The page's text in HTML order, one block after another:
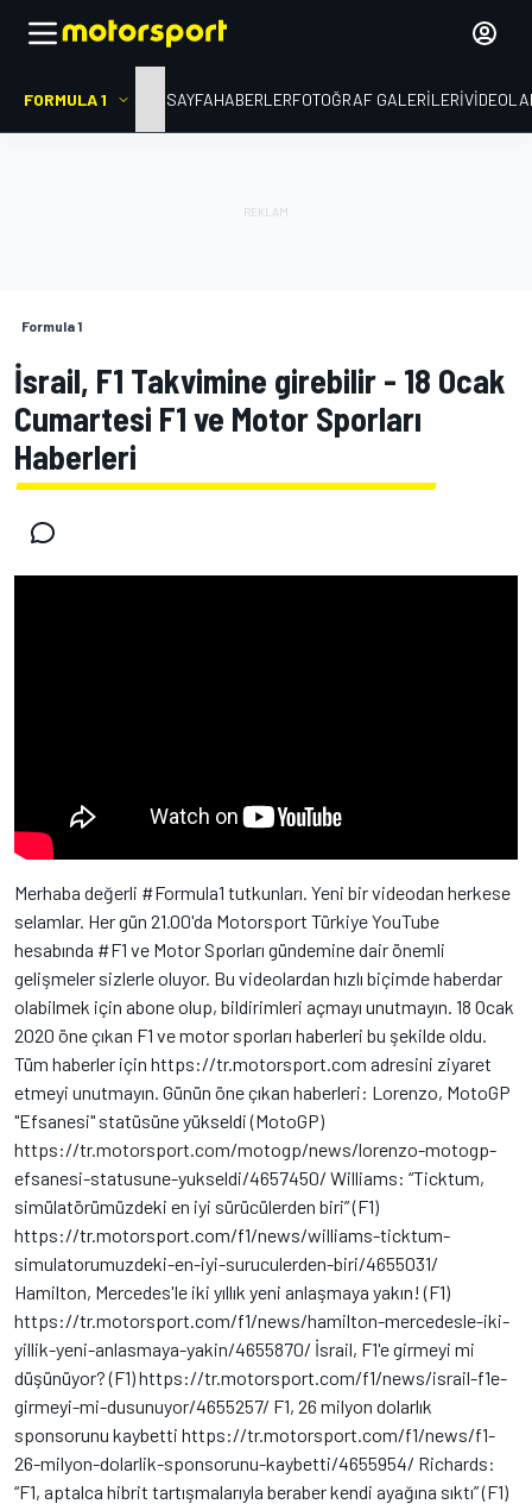
FORMULA 1 ANA SAYFAHABERLERFOTOĞRAF GALERILERI
Formula 1
İsrail, F1 Takvimine girebilir - 18 Ocak
Cumartesi F1 ve Motor Sporları
Haberleri
Merhaba değerli #Formula1 tutkunları. Yeni bir videodan herkese
selamlar. Her gün 21.00'da Motorsport Türkiye YouTube
hesabında #F1 ve Motor Sporları gündemine dair önemli
gelişmeler sizlerle oluyor. Bu videolardan hızlı biçimde haberdar
olabilmek için abone olup, bildirimleri açmayı unutmayın. 18 Ocak
2020 öne çıkan F1 ve motor sporları haberleri bu şekilde oldu.
Tüm haberler için https://tr.motorsport.com adresini ziyaret
etmeyi unutmayın. Günün öne çıkan haberleri: Lorenzo, MotoGP
"Efsanesi" statüsüne yükseldi (MotoGP)
https://tr.motorsport.com/motogp/news/lorenzo-motogp-
efsanesi-statusune-yukseldi/4657450/ Williams: “Ticktum,
simülatörümüzdeki en iyi sürücülerden biri” (F1)
https://tr.motorsport.com/f1/news/williams-ticktum-
simulatorumuzdeki-en-iyi-suruculerden-biri/4655031/
Hamilton, Mercedes'le iki yıllık yeni anlaşmaya yakın! (F1)
https://tr.motorsport.com/f1/news/hamilton-mercedesle-iki-
yillik-yeni-anlasmaya-yakin/4655870/ İsrail, F1'e girmeyi mi
düşünüyor? (F1) https://tr.motorsport.com/f1/news/israil-f1e-
girmeyi-mi-dusunuyor/4655257/ F1, 26 milyon dolarlık
sponsorunu kaybetti https://tr.motorsport.com/f1/news/f1-
26-milyon-dolarlik-sponsorunu-kaybetti/4655954/ Richards:
“F1, aptalca hibrit tartışmalarıyla beraber kendi ayağına sıktı” (F1)